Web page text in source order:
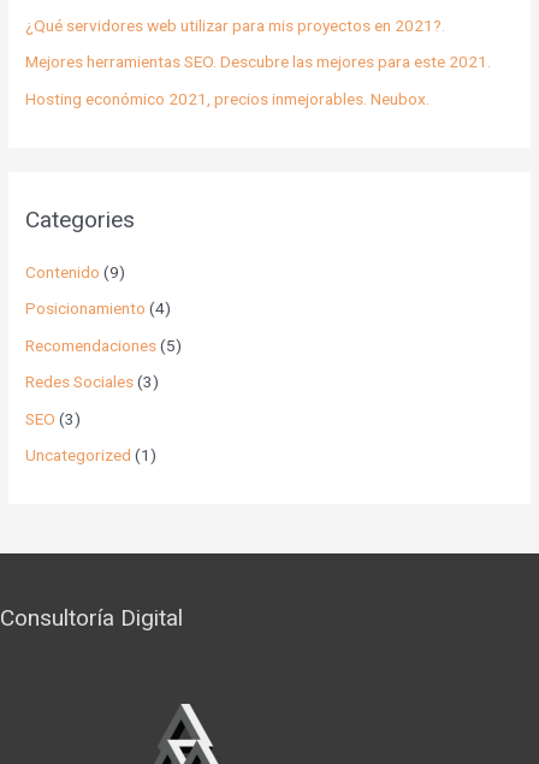
¿Qué servidores web utilizar para mis proyectos en 2021?.
Mejores herramientas SEO. Descubre las mejores para este 2021.
Hosting económico 2021, precios inmejorables. Neubox.
Categories
Contenido (9)
Posicionamiento (4)
Recomendaciones(5)
Redes Sociales(3)
SEO (3)
Uncategorized (1)
Consultoría Digital